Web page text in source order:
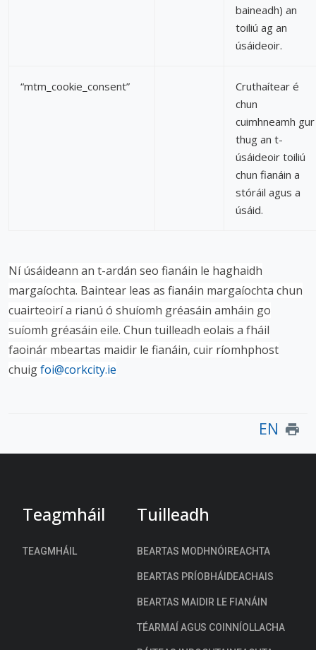
baineadh) an
toiliú ag an
úsáideoir.
“mtm_cookie_consent”
Cruthaítear é
chun
cuimhneamh gur
thug an t-
úsáideoir toiliú
chun fianáin a
stóráil agus a
úsáid.
Ní úsáideann an t-ardán seo fianáin le haghaidh
margaíochta. Baintear leas as fianáin margaíochta chun
cuairteoirí a rianú ó shuíomh gréasáin amháin go
suíomh gréasáin eile. Chun tuilleadh eolais a fháil
faoinár mbeartas maidir le fianáin, cuir ríomhphost
chuigfoi@corkcity.ie
EN print
Teagmháil
TEAGMHÁIL
Tuilleadh
BEARTAS MODHNÓIREACHTA
BEARTAS PRÍOBHÁIDEACHAIS
BEARTAS MAIDIR LE FIANÁIN
TÉARMAÍ AGUS COINNÍOLLACHA